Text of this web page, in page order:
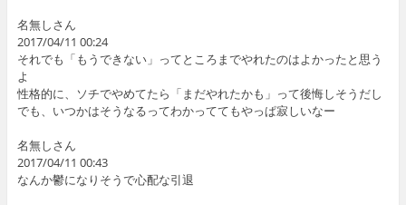
名無しさん
2017/04/11 00:24
それでも「もうできない」ってところまでやれたのはよかったと思う
よ
性格的に、ソチでやめてたら「まだやれたかも」って後悔しそうだし
でも、いつかはそうなるってわかっててもやっぱ寂しいなー
名無しさん
2017/04/11 00:43
なんか鬱になりそうで心配な引退